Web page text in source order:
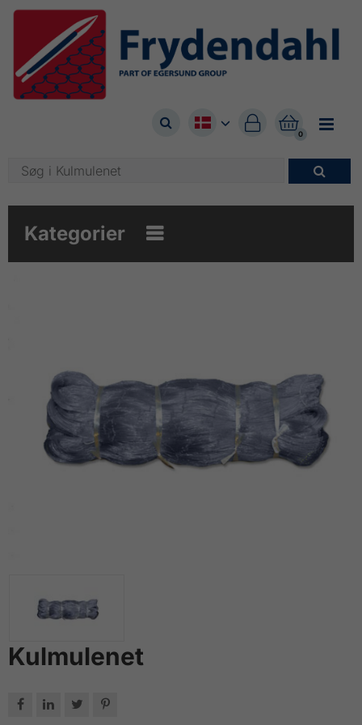


0


Kategorier 
Kulmulenet
   